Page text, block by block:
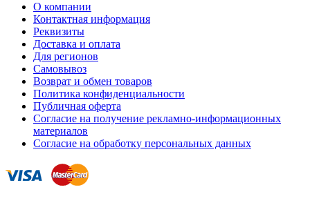
О компании
Контактная информация
Реквизиты
Доставка и оплата
Для регионов
Самовывоз
Возврат и обмен товаров
Политика конфиденциальности
Публичная оферта
Согласие на получение рекламно-информационных
материалов
Согласие на обработку персональных данных